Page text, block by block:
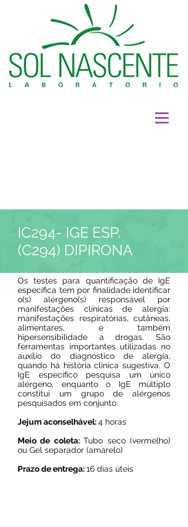
IC294- IGE ESP.
(C294) DIPIRONA
Os testes para quantificação de IgE
específica tem por finalidade identificar
o(s) alérgeno(s) responsável por
manifestações clínicas de alergia:
manifestações respiratórias, cutâneas,
alimentares, e também
hipersensibilidade a drogas. São
ferramentas importantes utilizadas no
auxílio do diagnóstico de alergia,
quando há história clínica sugestiva. O
IgE específico pesquisa um único
alérgeno, enquanto o IgE múltiplo
constitui um grupo de alérgenos
pesquisados em conjunto.
Jejum aconselhável:4 horas
Meio de coleta:Tubo seco (vermelho)
ou Gel separador (amarelo)
Prazo de entrega:16 dias úteis